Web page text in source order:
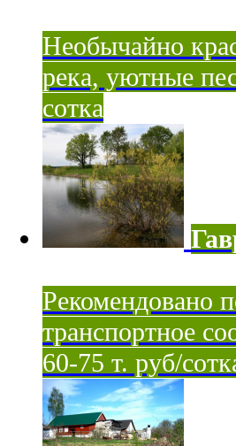
Необычайно
река, уютные
сотка
Рекомендовано
транспортное
60-75 т. руб/